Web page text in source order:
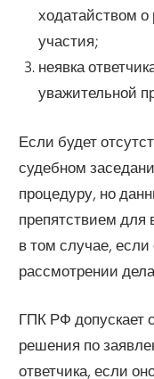
ходатайством о
участия;
неявка
уважительной
Если будет
судебном
процедуру, но
препятствием для
в том случае, если
рассмотрении
ГПК РФ допускает
решения по
ответчика, если